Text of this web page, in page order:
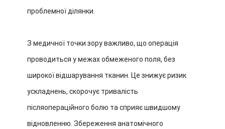
проблемної ділянки.
З медичної точки зору важливо, що операція
проводиться у межах обмеженого поля, без
широкої відшарування тканин. Це знижує ризик
ускладнень, скорочує тривалість
післяопераційного болю та сприяє швидшому
відновленню. Збереження анатомічного